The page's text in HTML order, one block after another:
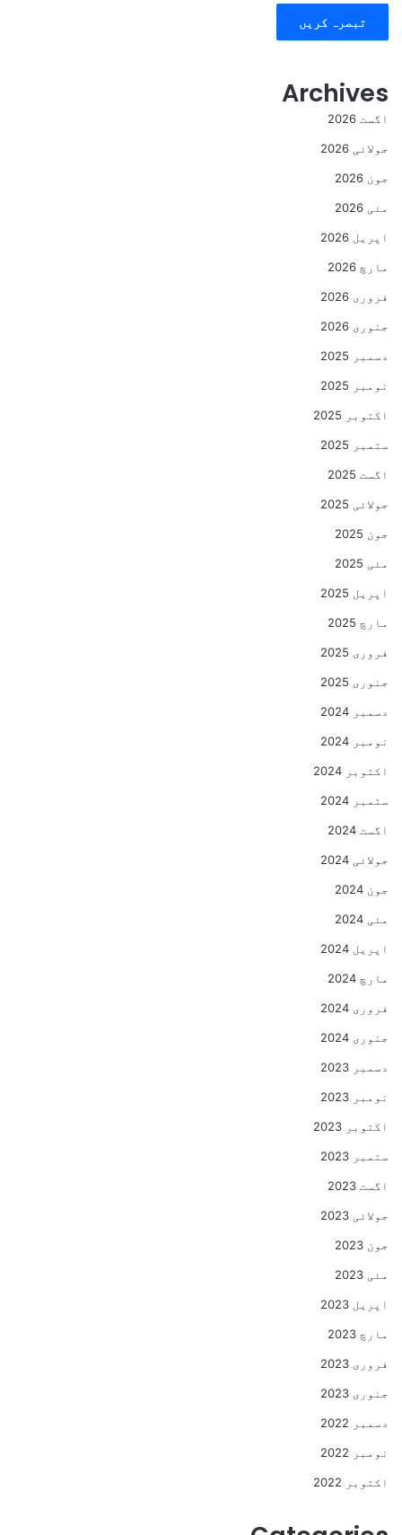
Archives
اگست 2026
جولائی 2026
جون 2026
مئی 2026
اپریل 2026
مارچ 2026
فروری 2026
جنوری 2026
دسمبر 2025
نومبر 2025
اکتوبر 2025
ستمبر 2025
اگست 2025
جولائی 2025
جون 2025
مئی 2025
اپریل 2025
مارچ 2025
فروری 2025
جنوری 2025
دسمبر 2024
نومبر 2024
اکتوبر 2024
ستمبر 2024
اگست 2024
جولائی 2024
جون 2024
مئی 2024
اپریل 2024
مارچ 2024
فروری 2024
جنوری 2024
دسمبر 2023
نومبر 2023
اکتوبر 2023
ستمبر 2023
اگست 2023
جولائی 2023
جون 2023
مئی 2023
اپریل 2023
مارچ 2023
فروری 2023
جنوری 2023
دسمبر 2022
نومبر 2022
اکتوبر 2022